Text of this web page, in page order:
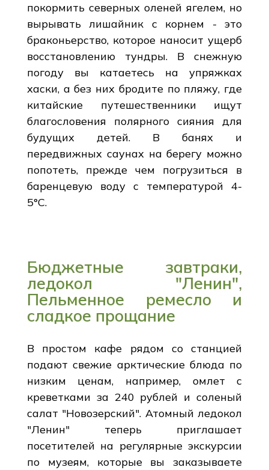
покормить северных оленей ягелем, но
вырывать лишайник с корнем - это
браконьерство, которое наносит ущерб
восстановлению тундры. В снежную
погоду вы катаетесь на упряжках
хаски, а без них бродите по пляжу, где
китайские путешественники ищут
благословения полярного сияния для
будущих детей. В банях и
передвижных саунах на берегу можно
попотеть, прежде чем погрузиться в
баренцевую воду с температурой 4-
5°C.
Бюджетные завтраки,
ледокол "Ленин",
Пельменное ремесло и
сладкое прощание
В простом кафе рядом со станцией
подают свежие арктические блюда по
низким ценам, например, омлет с
креветками за 240 рублей и соленый
салат "Новозерский". Атомный ледокол
"Ленин" теперь приглашает
посетителей на регулярные экскурсии
по музеям, которые вы заказываете